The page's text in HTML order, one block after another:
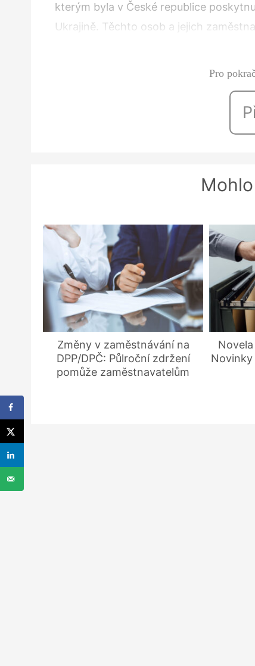
kterým byla v České republice
Ukrajině. Těchto osob a jejich
Pro
Změny v zaměstnávání na
DPP/DPČ: Půlroční zdržení
pomůže zaměstnavatelům